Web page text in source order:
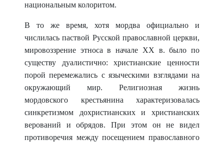
национальным колоритом.
В то же время, хотя мордва официально и
числилась паствой Русской православной церкви,
мировоззрение этноса в начале XX в. было по
существу дуалистично: христианские ценности
порой перемежались с языческими взглядами на
окружающий мир. Религиозная жизнь
мордовского крестьянина характеризовалась
синкретизмом дохристианских и христианских
верований и обрядов. При этом он не видел
противоречия между посещением православного